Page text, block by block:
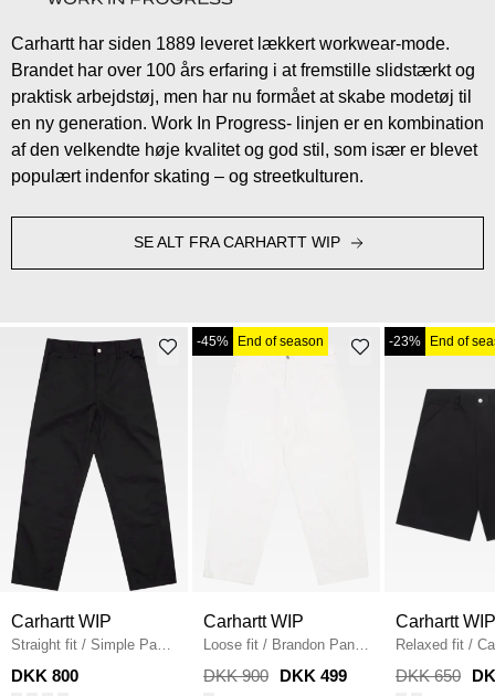
Carhartt har siden 1889 leveret lækkert workwear-mode.
Brandet har over 100 års erfaring i at fremstille slidstærkt og
praktisk arbejdstøj, men har nu formået at skabe modetøj til
en ny generation. Work In Progress- linjen er en kombination
af den velkendte høje kvalitet og god stil, som især er blevet
populært indenfor skating – og streetkulturen.
SE ALT FRA CARHARTT WIP
Carhartt WIP
Straight fit / Simple Pant
I020075 / BLACK
DKK 800
-45% End of season
Carhartt WIP
Loose fit / Brandon Pant
WHITE
DKK 900 DKK 499
-23% End of
Carhartt WIP
Relaxed fit /
Simple Shorts /
DKK 650